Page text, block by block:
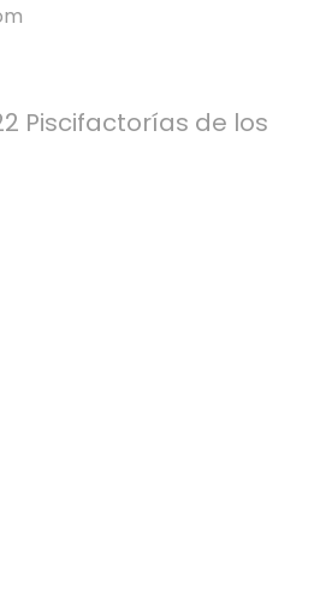
Piscifactorías de los